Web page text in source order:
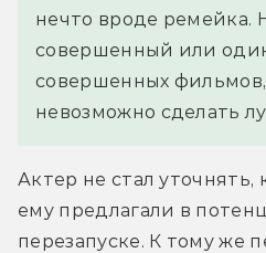
нечто вроде ремейка.
совершенный или
совершенных
невозможно сделать
Актер не стал
ему предлагали в
перезапуске. К тому же